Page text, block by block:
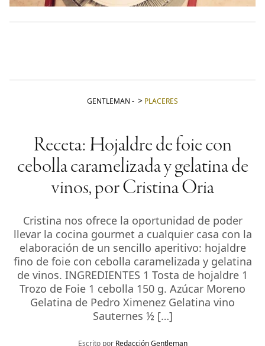
GENTLEMAN - PLACERES
Receta: Hojaldre de foie con
cebolla caramelizada y gelatina de
vinos, por Cristina Oria
Cristina nos ofrece la oportunidad de poder
llevar la cocina gourmet a cualquier casa con la
elaboración de un sencillo aperitivo: hojaldre
fino de foie con cebolla caramelizada y gelatina
de vinos. INGREDIENTES 1 Tosta de hojaldre 1
Trozo de Foie 1 cebolla 150 g. Azúcar Moreno
Gelatina de Pedro Ximenez Gelatina vino
Sauternes ½ […]
Escrito por Redacción Gentleman